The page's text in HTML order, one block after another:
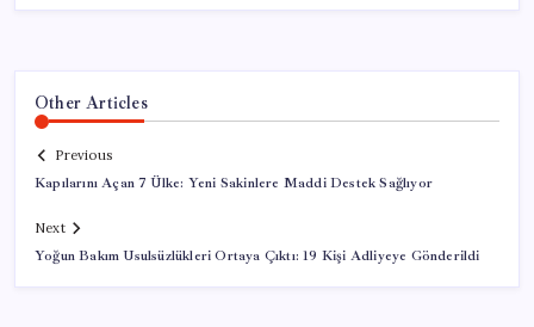
Other Articles
Previous
Kapılarını Açan 7 Ülke: Yeni Sakinlere Maddi Destek Sağlıyor
Next
Yoğun Bakım Usulsüzlükleri Ortaya Çıktı: 19 Kişi Adliyeye Gönderildi